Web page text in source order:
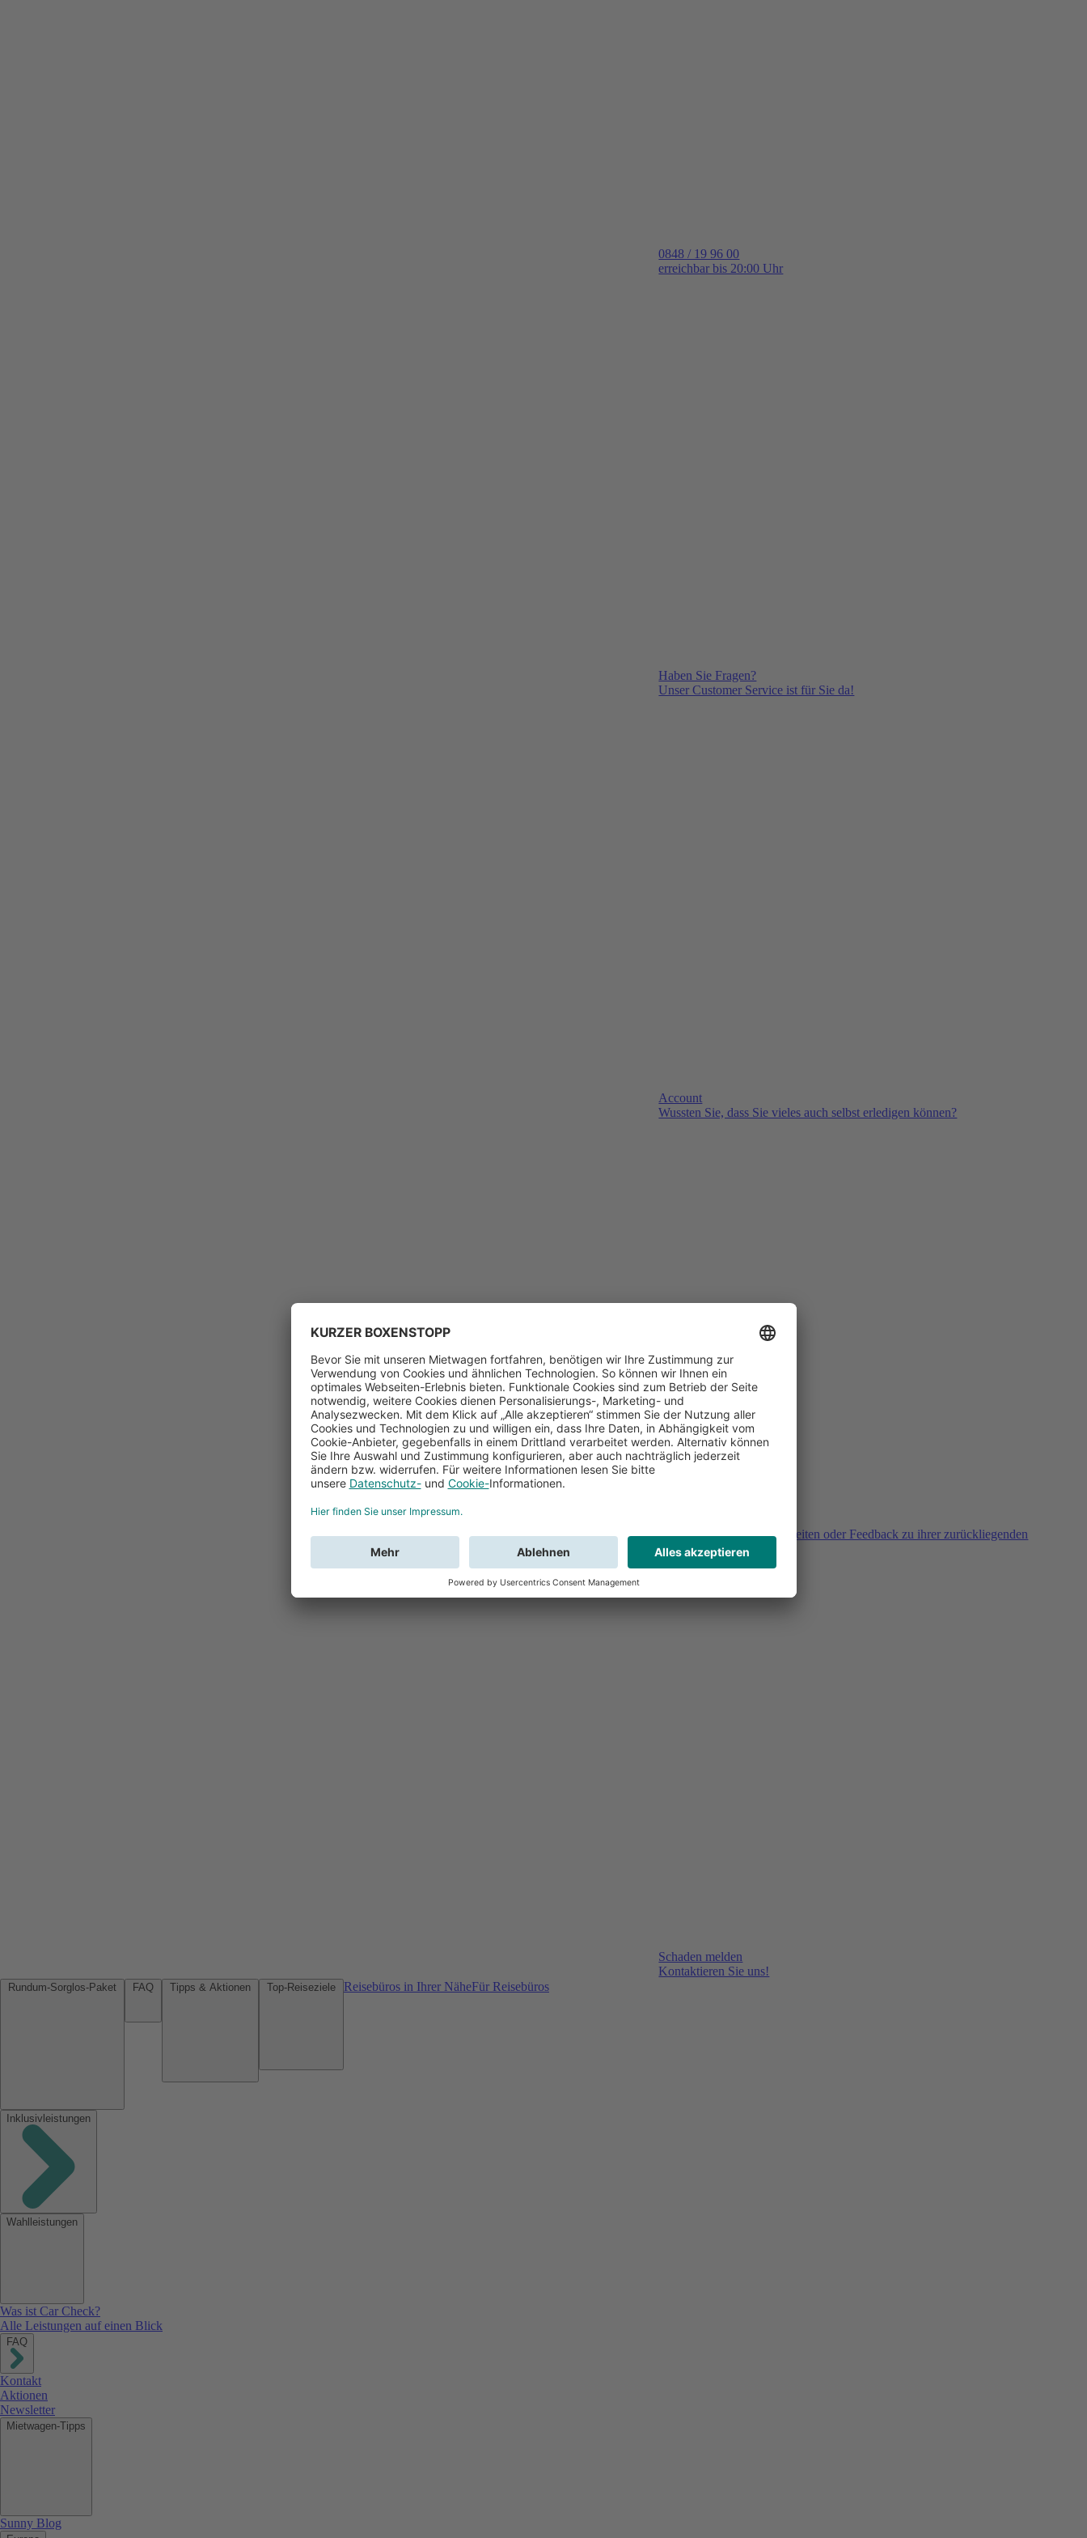
0848 / 19 96 00
erreichbar bis 20:00 Uhr
Haben Sie Fragen?
Unser Customer Service ist für Sie da!
Account
Wussten Sie, dass Sie vieles auch selbst erledigen können?
Sie haben Fragen, Unklarheiten oder Feedback zu ihrer zurückliegenden
Buchung?
Schaden melden
Kontaktieren Sie uns!
Reisebüros in Ihrer NäheFür Reisebüros
Inklusivleistungen
Wahlleistungen
Was ist Car Check?
Alle Leistungen auf einen Blick
FAQ
Kontakt
Aktionen
Newsletter
Mietwagen-Tipps
Sunny Blog